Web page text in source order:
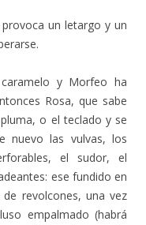
un letargo y un
y Morfeo ha
Rosa, que sabe
o el teclado y se
nuevo las vulvas, los
el sudor, el
ese fundido en
revolcones, una vez
empalmado (habrá